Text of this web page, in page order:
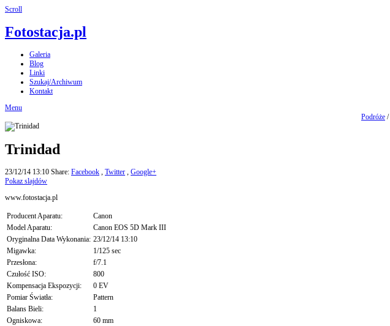
Scroll
Fotostacja.pl
Galeria
Blog
Linki
Szukaj/Archiwum
Kontakt
Menu
Podróże /
Trinidad
23/12/14 13:10 Share: Facebook , Twitter , Google+
Pokaz slajdów
www.fotostacja.pl
Producent Aparatu:
Canon
Model Aparatu:
Canon EOS 5D Mark III
Oryginalna Data Wykonania: 23/12/14 13:10
Migawka:
1/125 sec
Przesłona:
f/7.1
Czułość ISO:
800
Kompensacja Ekspozycji:
0 EV
Pomiar Światła:
Pattern
Balans Bieli:
1
Ogniskowa:
60 mm